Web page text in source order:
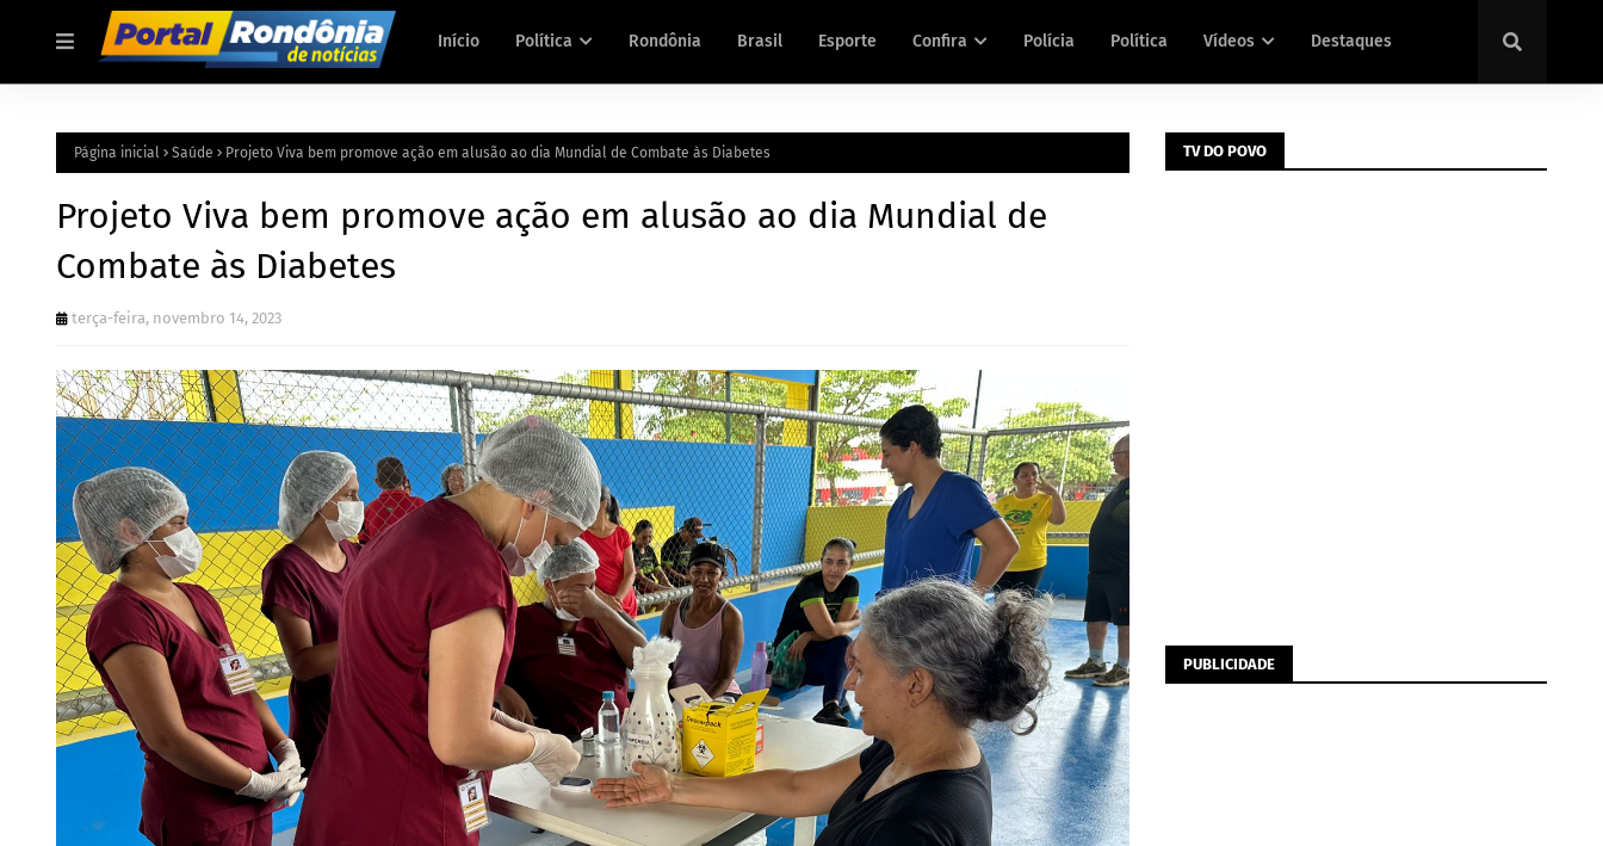
Início Política Rondônia Brasil Esporte Confira Polícia Política Vídeos Destaques
Página inicial Saúde Projeto Viva bem promove ação em alusão ao dia Mundial de Combate às Diabetes
Projeto Viva bem promove ação em alusão ao dia Mundial de
Combate às Diabetes
terça-feira, novembro 14, 2023
TV DO POVO
PUBLICIDADE